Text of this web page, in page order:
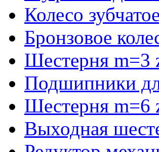
Колесо
Бронзовое
Шестерня m=3
Подшипники
Шестерня m=6
Выходная